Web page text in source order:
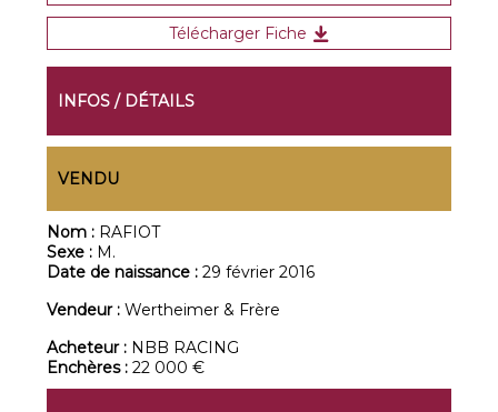
Télécharger Fiche
INFOS / DÉTAILS
VENDU
Nom : RAFIOT
Sexe : M.
Date de naissance :29 février 2016
Vendeur :Wertheimer & Frère
Acheteur : NBB RACING
Enchères :22 000 €